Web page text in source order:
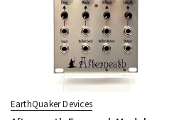
EarthQuaker Devices